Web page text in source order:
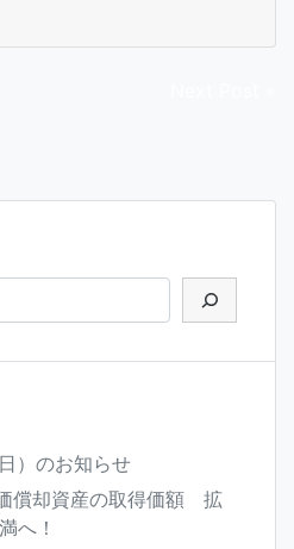
）のお知らせ
償却資産の取得価額 拡
へ！